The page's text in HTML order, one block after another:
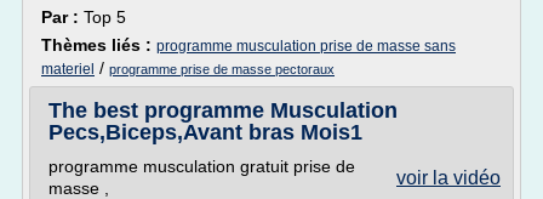
Par : Top 5
Thèmes liés : programme musculation prise de masse sans
materiel / programme prise de masse pectoraux
The best programme Musculation
Pecs,Biceps,Avant bras Mois1
voir la vidéo
programme musculation gratuit prise de
masse ,